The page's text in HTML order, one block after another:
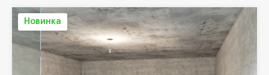
Новинка